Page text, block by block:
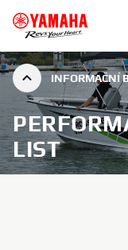
INFORMAČNÍ
LIST